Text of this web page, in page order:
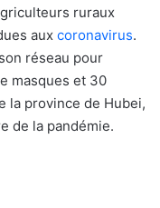
ruraux
aux coronavirus.
réseau pour
masques et 30
la province de Hubei,
de la pandémie.